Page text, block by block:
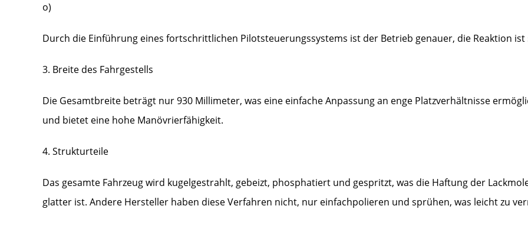
o)
Durch die Einführung eines fortschrittlichen Pilotsteuerungssystems ist der Betrieb genauer, die Reaktion
3. Breite des Fahrgestells
Die Gesamtbreite beträgt nur 930 Millimeter, was eine einfache Anpassung an enge Platzverhältnisse
und bietet eine hohe Manövrierfähigkeit.
4. Strukturteile
Das gesamte Fahrzeug wird kugelgestrahlt, gebeizt, phosphatiert und gespritzt, was die Haftung der
glatter ist. Andere Hersteller haben diese Verfahren nicht, nur einfachpolieren und sprühen, was leicht zu